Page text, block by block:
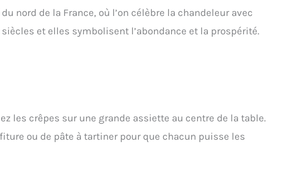
nord de la France, où l’on célèbre la chandeleur avec
et elles symbolisent l’abondance et la prospérité.
les crêpes sur une grande assiette au centre de la table.
ou de pâte à tartiner pour que chacun puisse les